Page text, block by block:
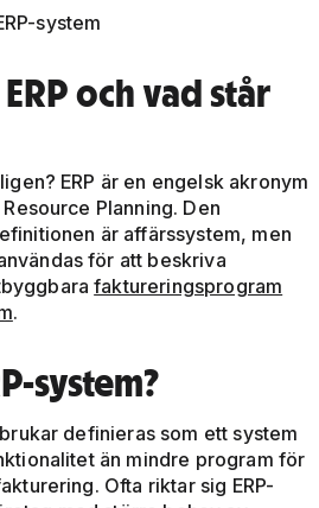
system
och vad står
ERP är en engelsk akronym
Planning. Den
är affärssystem, men
för att beskriva
faktureringsprogram
.
system?
definieras som ett system
än mindre program för
Ofta riktar sig ERP-